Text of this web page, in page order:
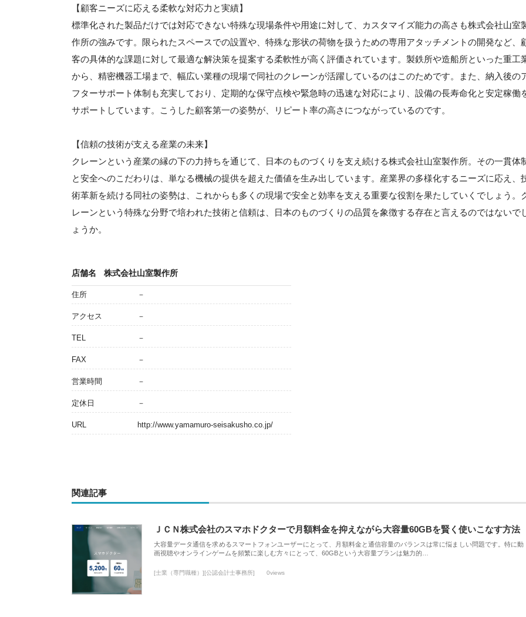
【顧客ニーズに応える柔軟な対応力と実績】
標準化された製品だけでは対応できない特殊な現場条件や用途に対して、カスタマイズ能力の高さも株式会社山室
作所の強みです。限られたスペースでの設置や、特殊な形状の荷物を扱うための専用アタッチメントの開発など、
客の具体的な課題に対して最適な解決策を提案する柔軟性が高く評価されています。製鉄所や造船所といった重工
から、精密機器工場まで、幅広い業種の現場で同社のクレーンが活躍しているのはこのためです。また、納入後の
フターサポート体制も充実しており、定期的な保守点検や緊急時の迅速な対応により、設備の長寿命化と安定稼働
サポートしています。こうした顧客第一の姿勢が、リピート率の高さにつながっているのです。
【信頼の技術が支える産業の未来】
クレーンという産業の縁の下の力持ちを通じて、日本のものづくりを支え続ける株式会社山室製作所。その一貫体
と安全へのこだわりは、単なる機械の提供を超えた価値を生み出しています。産業界の多様化するニーズに応え、
術革新を続ける同社の姿勢は、これからも多くの現場で安全と効率を支える重要な役割を果たしていくでしょう。
レーンという特殊な分野で培われた技術と信頼は、日本のものづくりの品質を象徴する存在と言えるのではないで
ょうか。
店舗名 株式会社山室製作所
住所 －
アクセス －
TEL －
FAX －
営業時間 －
定休日 －
URL http://www.yamamuro-seisakusho.co.jp/
関連記事
ＪＣＮ株式会社のスマホドクターで月額料金を抑えながら大容量60GBを賢く使いこなす方法
大容量データ通信を求めるスマートフォンユーザーにとって、月額料金と通信容量のバランスは常に悩ましい問題です。特に動
画視聴やオンラインゲームを頻繁に楽しむ方々にとって、60GBという大容量プランは魅力的…
[士業（専門職種）][公認会計士事務所] 0views